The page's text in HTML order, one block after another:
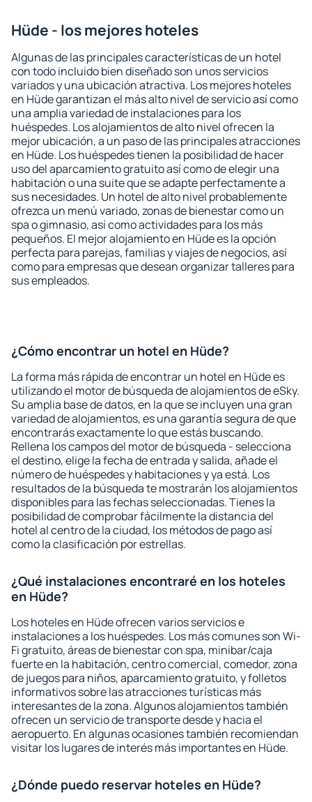
Hüde - los mejores hoteles
Algunas de las principales características de un hotel
con todo incluido bien diseñado son unos servicios
variados y una ubicación atractiva. Los mejores hoteles
en Hüde garantizan el más alto nivel de servicio así como
una amplia variedad de instalaciones para los
huéspedes. Los alojamientos de alto nivel ofrecen la
mejor ubicación, a un paso de las principales atracciones
en Hüde. Los huéspedes tienen la posibilidad de hacer
uso del aparcamiento gratuito así como de elegir una
habitación o una suite que se adapte perfectamente a
sus necesidades. Un hotel de alto nivel probablemente
ofrezca un menú variado, zonas de bienestar como un
spa o gimnasio, así como actividades para los más
pequeños. El mejor alojamiento en Hüde es la opción
perfecta para parejas, familias y viajes de negocios, así
como para empresas que desean organizar talleres para
sus empleados.
¿Cómo encontrar un hotel en Hüde?
La forma más rápida de encontrar un hotel en Hüde es
utilizando el motor de búsqueda de alojamientos de eSky.
Su amplia base de datos, en la que se incluyen una gran
variedad de alojamientos, es una garantía segura de que
encontrarás exactamente lo que estás buscando.
Rellena los campos del motor de búsqueda - selecciona
el destino, elige la fecha de entrada y salida, añade el
número de huéspedes y habitaciones y ya está. Los
resultados de la búsqueda te mostrarán los alojamientos
disponibles para las fechas seleccionadas. Tienes la
posibilidad de comprobar fácilmente la distancia del
hotel al centro de la ciudad, los métodos de pago así
como la clasificación por estrellas.
¿Qué instalaciones encontraré en los hoteles
en Hüde?
Los hoteles en Hüde ofrecen varios servicios e
instalaciones a los huéspedes. Los más comunes son Wi-
Fi gratuito, áreas de bienestar con spa, minibar/caja
fuerte en la habitación, centro comercial, comedor, zona
de juegos para niños, aparcamiento gratuito, y folletos
informativos sobre las atracciones turísticas más
interesantes de la zona. Algunos alojamientos también
ofrecen un servicio de transporte desde y hacia el
aeropuerto. En algunas ocasiones también recomiendan
visitar los lugares de interés más importantes en Hüde.
¿Dónde puedo reservar hoteles en Hüde?